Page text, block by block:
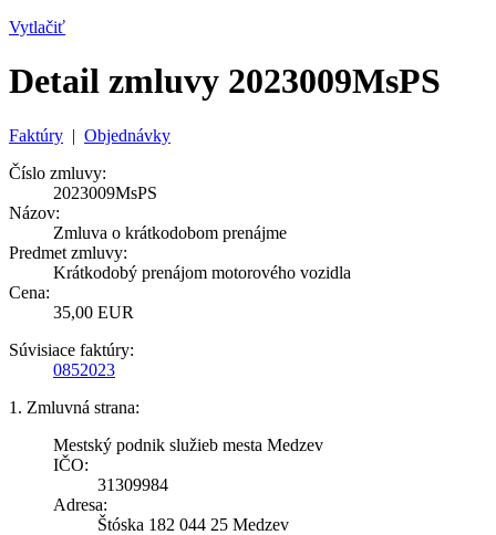
Vytlačiť
Detail zmluvy 2023009MsPS
Faktúry | Objednávky
Číslo zmluvy:
2023009MsPS
Názov:
Zmluva o krátkodobom prenájme
Predmet zmluvy:
Krátkodobý prenájom motorového vozidla
Cena:
35,00 EUR
Súvisiace faktúry:
0852023
1. Zmluvná strana:
Mestský podnik služieb mesta Medzev
IČO:
31309984
Adresa:
Štóska 182 044 25 Medzev